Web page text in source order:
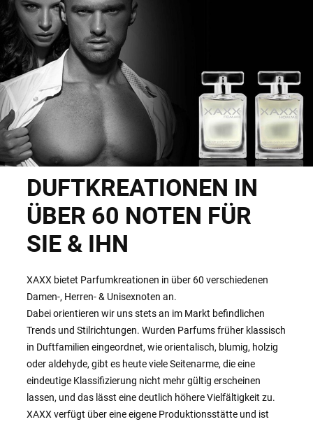
DUFTKREATIONEN IN
ÜBER 60 NOTEN FÜR
SIE & IHN
XAXX bietet Parfumkreationen in über 60 verschiedenen
Damen-, Herren- & Unisexnoten an.
Dabei orientieren wir uns stets an im Markt befindlichen
Trends und Stilrichtungen. Wurden Parfums früher klassisch
in Duftfamilien eingeordnet, wie orientalisch, blumig, holzig
oder aldehyde, gibt es heute viele Seitenarme, die eine
eindeutige Klassifizierung nicht mehr gültig erscheinen
lassen, und das lässt eine deutlich höhere Vielfältigkeit zu.
XAXX verfügt über eine eigene Produktionsstätte und ist